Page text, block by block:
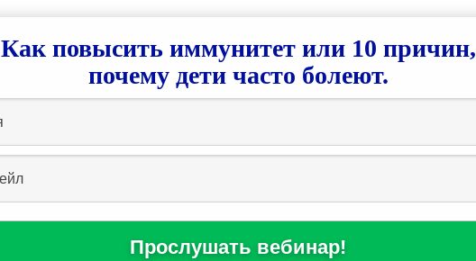
Как повысить иммунитет или 10 причин,
почему дети часто болеют.